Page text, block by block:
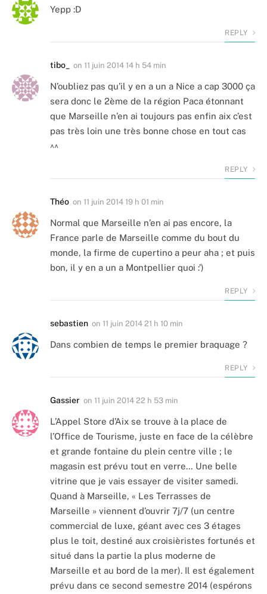
Yepp :D
REPLY
tibo_ on 11 juin 2014 14 h 54 min
N’oubliez pas qu’il y en a un a Nice a cap 3000 ça
sera donc le 2ème de la région Paca étonnant
que Marseille n’en ai toujours pas enfin aix c’est
pas très loin une très bonne chose en tout cas
^^
REPLY
Théo on 11 juin 2014 19 h 01 min
Normal que Marseille n’en ai pas encore, la
France parle de Marseille comme du bout du
monde, la firme de cupertino a peur aha ; et puis
bon, il y en a un a Montpellier quoi :’)
REPLY
sebastien on 11 juin 2014 21 h 10 min
Dans combien de temps le premier braquage ?
REPLY
Gassier on 11 juin 2014 22 h 53 min
L’Appel Store d’Aix se trouve à la place de
l’Office de Tourisme, juste en face de la célèbre
et grande fontaine du plein centre ville ; le
magasin est prévu tout en verre… Une belle
vitrine que je vais essayer de visiter samedi.
Quand à Marseille, « Les Terrasses de
Marseille » viennent d’ouvrir 7j/7 (un centre
commercial de luxe, géant avec ces 3 étages
plus le toit, destiné aux croisièristes fortunés et
situé dans la partie la plus moderne de
Marseille et au bord de la mer). Il est également
prévu dans ce second semestre 2014 (espérons